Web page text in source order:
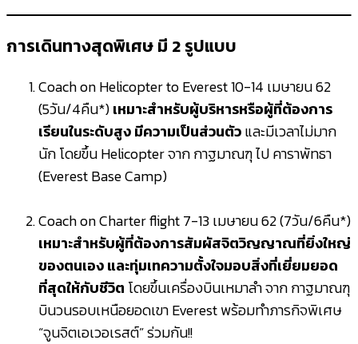
การเดินทางสุดพิเศษ มี 2 รูปแบบ
Coach on Helicopter to Everest 10-14 เมษายน 62
(5วัน/4คืน*)เหมาะสำหรับผู้บริหารหรือผู้ที่ต้องการ
เรียนในระดับสูง มีความเป็นส่วนตัวและมีเวลาไม่มาก
นัก โดยขึ้น Helicopter จาก กาฐมาณฑุ ไป คาราพัทธา
(Everest Base Camp)
Coach on Charter flight 7-13 เมษายน 62 (7วัน/6คืน*)
เหมาะสำหรับผู้ที่ต้องการสัมผัสจิตวิญญาณที่ยิ่งใหญ่
ของตนเอง และทุ่มเทความตั้งใจมอบสิ่งที่เยี่ยมยอด
ที่สุดให้กับชีวิต โดยขึ้นเครื่องบินเหมาลำ จาก กาฐมาณฑุ
บินวนรอบเหนือยอดเขา Everest พร้อมทำภารกิจพิเศษ
“จูนจิตเอเวอเรสต์” ร่วมกัน!!